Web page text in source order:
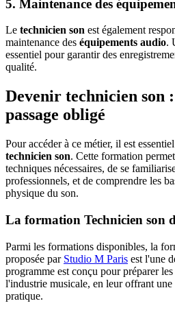
5. Maintenance des
Le technicien son est également
maintenance des équipements audio.
essentiel pour garantir des
qualité.
Devenir technicien son
passage obligé
Pour accéder à ce métier, il est
technicien son. Cette formation
techniques nécessaires, de se
professionnels, et de comprendre les
physique du son.
La formation Technicien son
Parmi les formations disponibles, la
proposée par Studio M Paris est l'une
programme est conçu pour préparer
l'industrie musicale, en leur offrant
pratique.